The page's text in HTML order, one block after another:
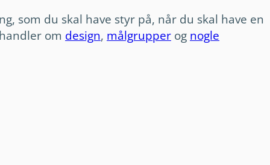
som du skal have styr på, når du skal have en
om design, målgrupper og nogle